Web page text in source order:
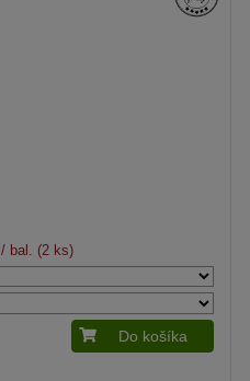
/ bal. (2 ks)
Do košíka